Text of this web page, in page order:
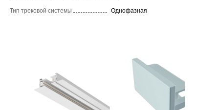
Тип трековой системы Однофазная